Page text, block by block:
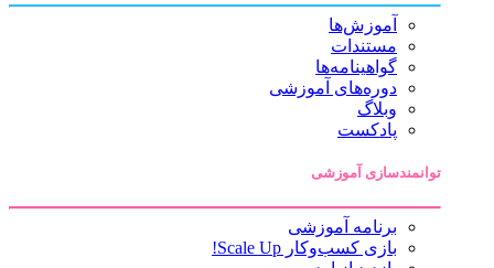
آموزش‌ها
مستندات
گواهینامه‌ها
دوره‌های آموزشی
وبلاگ
پادکست
توانمندسازی آموزشی
برنامه آموزشی
بازی کسب‌وکار Scale Up!